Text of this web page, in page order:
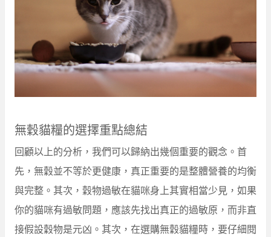
無穀貓糧的選擇重點總結
回顧以上的分析，我們可以歸納出幾個重要的觀念。首
先，無穀並不等於更健康，真正重要的是整體營養的均衡
與完整。其次，穀物過敏在貓咪身上其實相當少見，如果
你的貓咪有過敏問題，應該先找出真正的過敏原，而非直
接假設穀物是元凶。其次，在選購無穀貓糧時，要仔細閱